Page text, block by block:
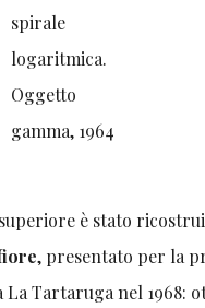
spirale
logaritmica.
Oggetto
gamma, 1964
è stato
, presentato per la
La Tartaruga nel 1968: